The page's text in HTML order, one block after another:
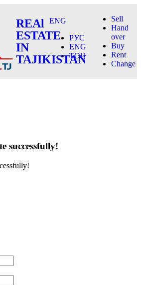
REAl
ESTATE
IN
TAJIKISTAN
ENG
РУС
ENG
ТОҶ
Sell
Hand
over
Buy
Rent
Change
successfully!